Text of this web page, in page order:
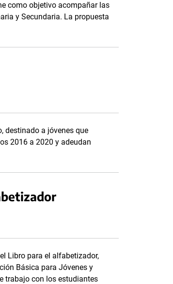
como objetivo acompañar las
y Secundaria. La propuesta
destinado a jóvenes que
2016 a 2020 y adeudan
Libro para el alfabetizador,
Básica para Jóvenes y
trabajo con los estudiantes